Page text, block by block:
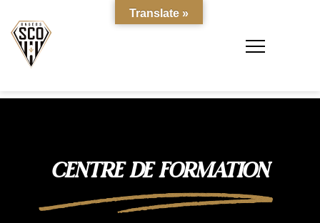
CENTRE DE FORMATION
Translate »